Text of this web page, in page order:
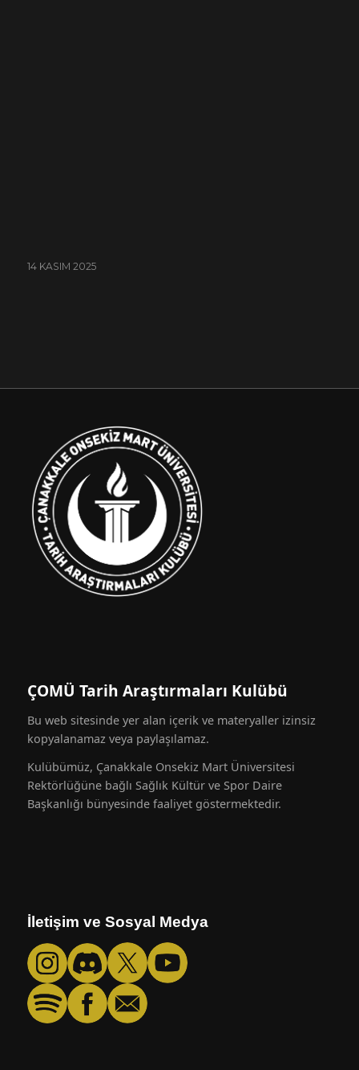
14 KASIM 2025
ÇOMÜ Tarih Araştırmaları Kulübü
Bu web sitesinde yer alan içerik ve materyaller izinsiz
kopyalanamaz veya paylaşılamaz.
Kulübümüz, Çanakkale Onsekiz Mart Üniversitesi
Rektörlüğüne bağlı Sağlık Kültür ve Spor Daire
Başkanlığı bünyesinde faaliyet göstermektedir.
İletişim ve Sosyal Medya